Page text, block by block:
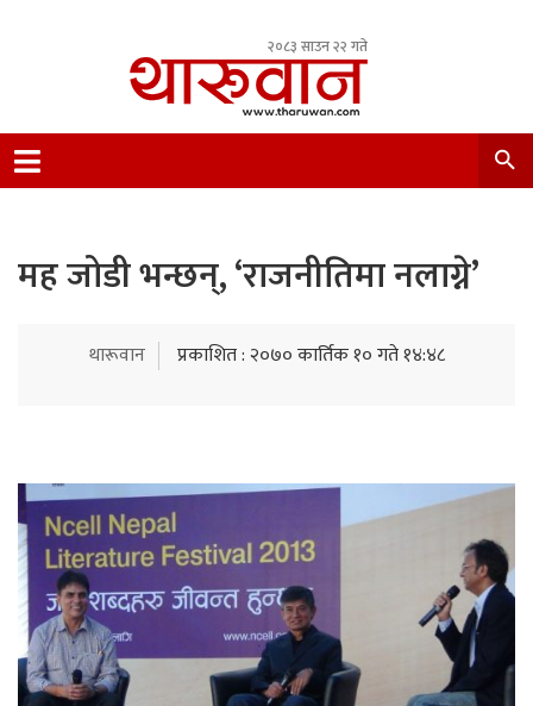
२०८३ साउन २२ गते
Nepal.
मह जोडी भन्छन्, ‘राजनीतिमा नलाग्ने’
थारूवान प्रकाशित : २०७० कार्तिक १० गते १४:४८